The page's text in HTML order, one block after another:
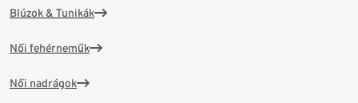
Blúzok & Tunikák
Női fehérneműk
Női nadrágok